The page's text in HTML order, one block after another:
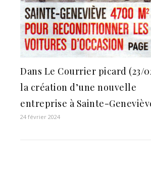
Dans Le Courrier picard (23/
la création d’une nouvelle
entreprise à Sainte-
24 février 2024